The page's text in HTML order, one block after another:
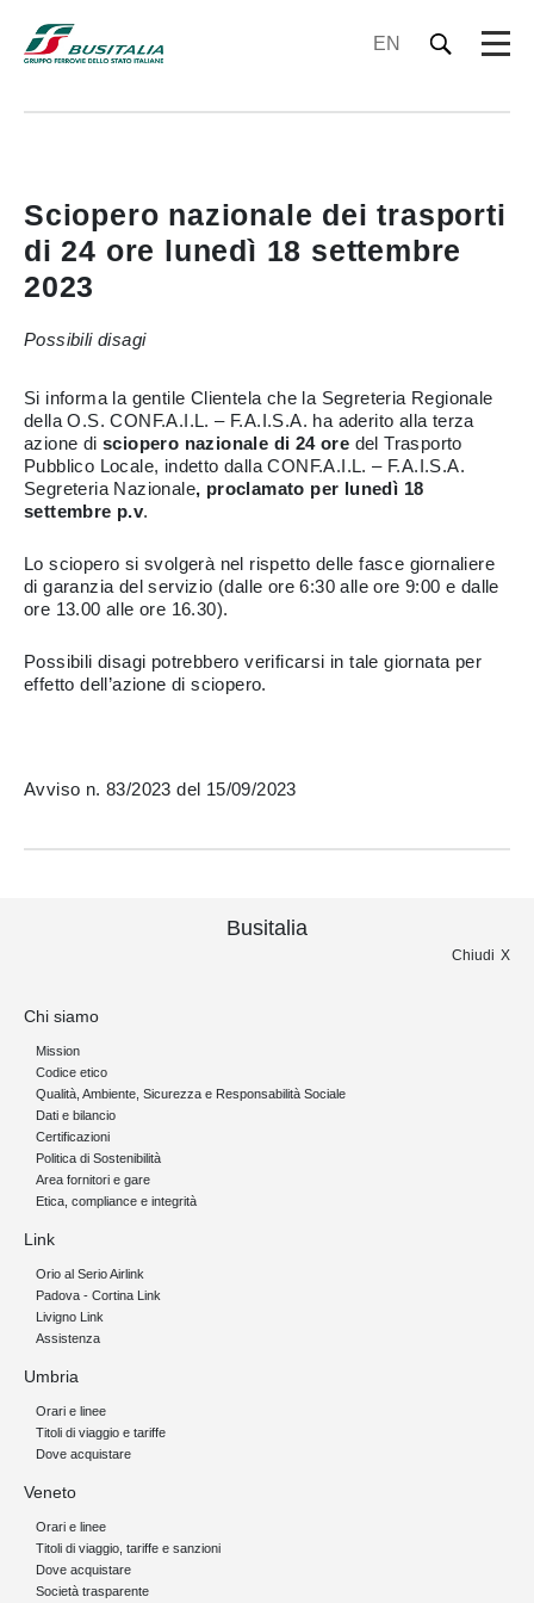
EN
Sciopero nazionale dei trasporti
di 24 ore lunedì 18 settembre
2023
Possibili disagi
Si informa la gentile Clientela che la Segreteria Regionale
della O.S. CONF.A.I.L. – F.A.I.S.A. ha aderito alla terza
azione disciopero nazionale di 24 ore del Trasporto
Pubblico Locale, indetto dalla CONF.A.I.L. – F.A.I.S.A.
Segreteria Nazionale, proclamato per lunedì 18
settembre p.v.
Lo sciopero si svolgerà nel rispetto delle fasce giornaliere
di garanzia del servizio (dalle ore 6:30 alle ore 9:00 e dalle
ore 13.00 alle ore 16.30).
Possibili disagi potrebbero verificarsi in tale giornata per
effetto dell’azione di sciopero.
Avviso n. 83/2023 del 15/09/2023
Busitalia
Chiudi
Chi siamo
Mission
Codice etico
Qualità, Ambiente, Sicurezza e Responsabilità Sociale
Dati e bilancio
Certificazioni
Politica di Sostenibilità
Area fornitori e gare
Etica, compliance e integrità
Link
Orio al Serio Airlink
Padova - Cortina Link
Livigno Link
Assistenza
Umbria
Orari e linee
Titoli di viaggio e tariffe
Dove acquistare
Veneto
Orari e linee
Titoli di viaggio, tariffe e sanzioni
Dove acquistare
Società trasparente